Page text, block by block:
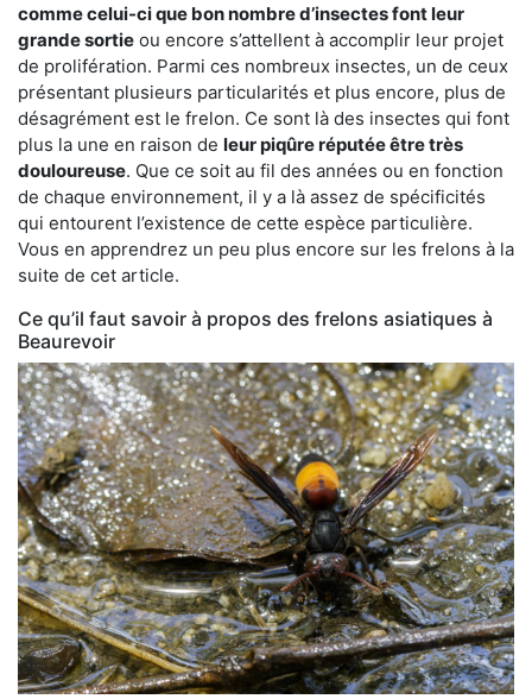
comme celui-ci que bon nombre d’insectes font leur
grande sortie ou encore s’attellent à accomplir leur projet
de prolifération. Parmi ces nombreux insectes, un de ceux
présentant plusieurs particularités et plus encore, plus de
désagrément est le frelon. Ce sont là des insectes qui font
plus la une en raison de leur piqûre réputée être très
douloureuse. Que ce soit au fil des années ou en fonction
de chaque environnement, il y a là assez de spécificités
qui entourent l’existence de cette espèce particulière.
Vous en apprendrez un peu plus encore sur les frelons à la
suite de cet article.
Ce qu’il faut savoir à propos des frelons asiatiques à
Beaurevoir